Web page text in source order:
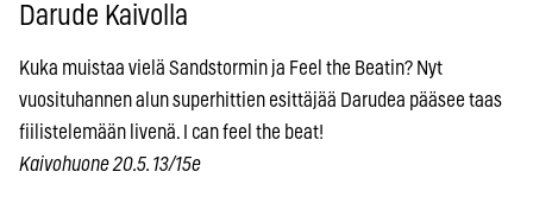
Darude Kaivolla
Kuka muistaa vielä Sandstormin ja Feel the Beatin? Nyt
vuosituhannen alun superhittien esittäjää Darudea pääsee taas
fiilistelemään livenä. I can feel the beat!
Kaivohuone 20.5. 13/15e